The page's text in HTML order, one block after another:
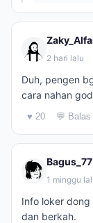
2 hari lalu
Duh, pengen
cara nahan
♥ 20 💬 Balas
Bagus_77
1 minggu
Info loker
dan berkah.